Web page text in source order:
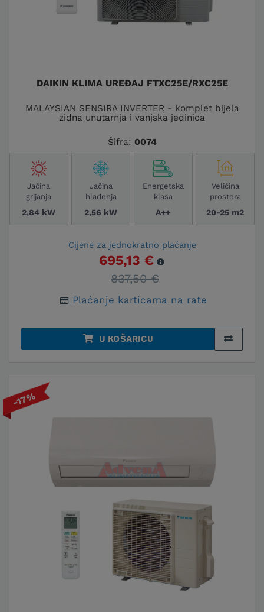
savršenu klimu u svom prostoru uz Advenu.
KONTAKTIRAJTE NAS
DAIKIN KLIMA UREĐAJ FTXC25E/RXC25E
MALAYSIAN SENSIRA INVERTER - komplet bijela
zidna unutarnja i vanjska jedinica
Šifra: 0074
Jačina
grijanja
2,84 kW
Jačina
hlađenja
2,56 kW
Energetska
klasa
A++
Veličina
prostora
20-25 m2
Cijene za jednokratno plaćanje
695,13 €
837,50 €
Plaćanje karticama na rate
U KOŠARICU
-17%